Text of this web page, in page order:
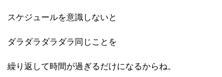
スケジュールを意識しないと
ダラダラダラダラ同じことを
繰り返して時間が過ぎるだけになるからね。